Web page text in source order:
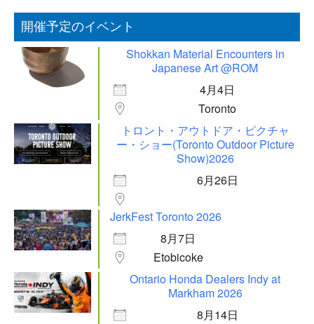
開催予定のイベント
Shokkan Material Encounters in
Japanese Art @ROM
4月4日
Toronto
トロント・アウトドア・ピクチャ
ー・ショー(Toronto Outdoor Picture
Show)2026
6月26日
JerkFest Toronto 2026
8月7日
Etobicoke
Ontario Honda Dealers Indy at
Markham 2026
8月14日